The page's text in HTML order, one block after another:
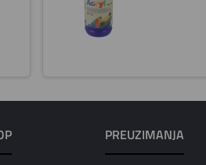
PREUZIMANJA